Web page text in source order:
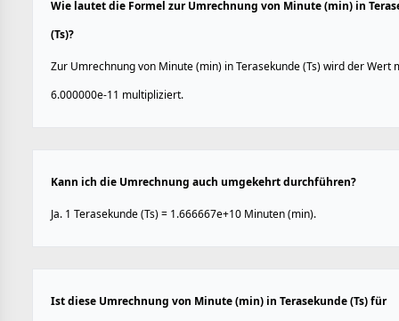
Wie lautet die Formel zur Umrechnung von Minute (min) in
(Ts)?
Zur Umrechnung von Minute (min) in Terasekunde (Ts) wird der Wert
6.000000e-11 multipliziert.
Kann ich die Umrechnung auch umgekehrt durchführen?
Ja. 1 Terasekunde (Ts) = 1.666667e+10 Minuten (min).
Ist diese Umrechnung von Minute (min) in Terasekunde (Ts) für